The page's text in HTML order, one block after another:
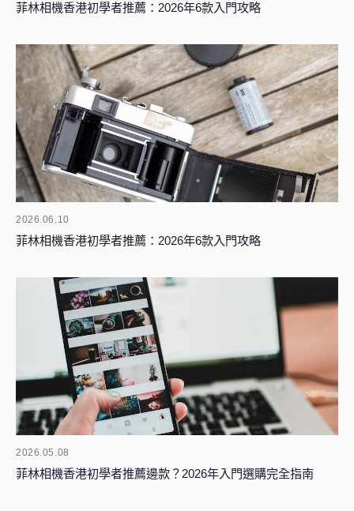
菲林相機香港初學者推薦：2026年6款入門攻略
2026.06.10
菲林相機香港初學者推薦：2026年6款入門攻略
2026.05.08
菲林相機香港初學者推薦邊款？2026年入門選購完全指南